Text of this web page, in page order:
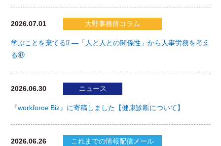
2026.07.01 大野事務所コラム
学ぶことを棄てる⁉ ―「人と人との関係性」から人事労務を考え
る㊼
2026.06.30 ニュース
『workforce Biz』に寄稿しました【健康診断について】
2026.06.26 これまでの情報配信メール